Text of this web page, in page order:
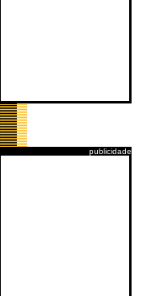
publicidade